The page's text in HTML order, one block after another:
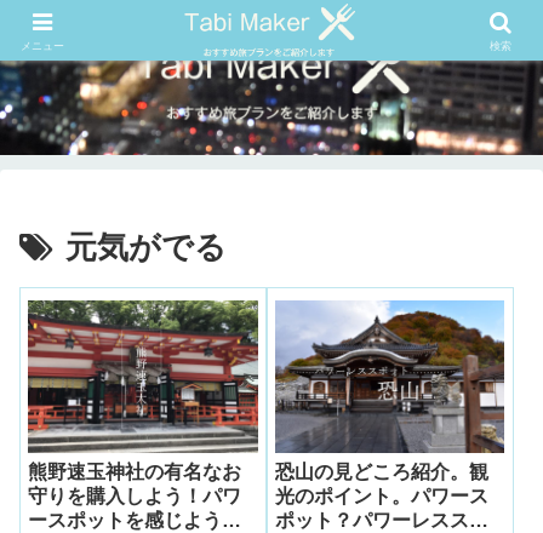
元気がでる
熊野速玉神社の有名なお
守りを購入しよう！パワ
ースポットを感じよう！
恐山の見どころ紹介。観
光のポイント。パワース
ポット？パワーレススポ
メニュー 検索